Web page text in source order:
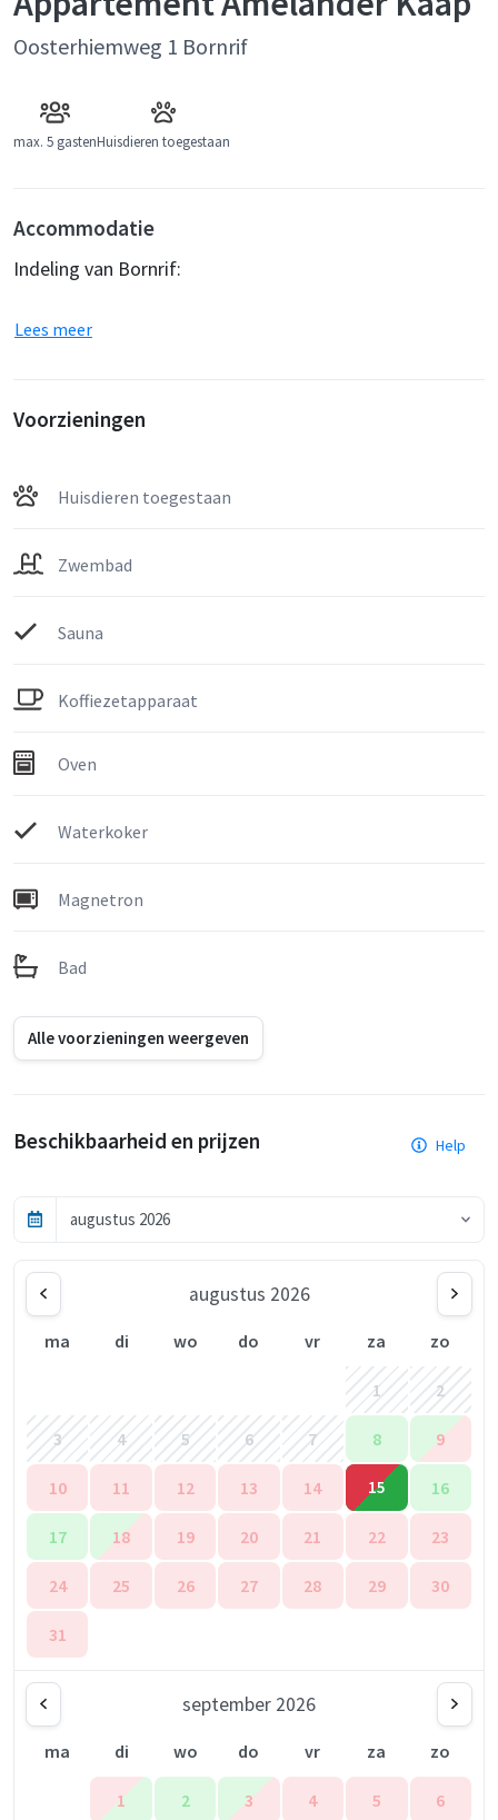
Oosterhiemweg 1 Bornrif
max. 5 gastenHuisdieren toegestaan
Accommodatie
Indeling van Bornrif:
Lees meer
Voorzieningen
Huisdieren toegestaan
Zwembad
Sauna
Koffiezetapparaat
Oven
Waterkoker
Magnetron
Bad
Alle voorzieningen weergeven
Beschikbaarheid en prijzen Help
augustus 2026
ma di wo do vr za zo
1 2
3 4 5 6 7 8 9
10 11 12 13 14 15 16
17 18 19 20 21 22 23
24 25 26 27 28 29 30
31
september 2026
ma di wo do vr za zo
1 2 3 4 5 6